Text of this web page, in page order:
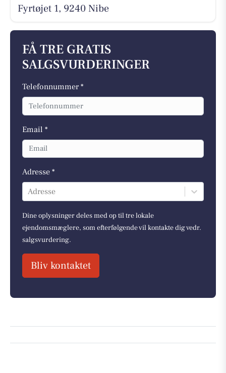
Fyrtøjet 1, 9240 Nibe
FÅ TRE GRATIS
SALGSVURDERINGER
Telefonnummer *
Email *
Adresse *
Adresse
Dine oplysninger deles med op til tre lokale
ejendomsmæglere, som efterfølgende vil kontakte dig vedr.
salgsvurdering.
Bliv kontaktet